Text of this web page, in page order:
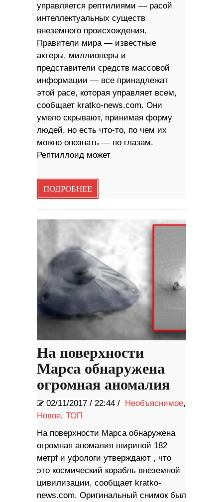
управляется рептилиями — расой
интеллектуальных существ
внеземного происхождения.
Правители мира — известные
актеры, миллионеры и
представители средств массовой
информации — все принадлежат
этой расе, которая управляет всем,
сообщает kratko-news.com. Они
умело скрывают, принимая форму
людей, но есть что-то, по чем их
можно опознать — по глазам.
Рептиллоид может
ПОДРОБНЕЕ
На поверхности
Марса обнаружена
огромная аномалия
02/11/2017 / 22:44 / Необъяснимое,
Новое, ТОП
На поверхности Марса обнаружена
огромная аномалия шириной 182
метрf и уфологи утверждают , что
это космический корабль внеземной
цивилизации, сообщает kratko-
news.com. Оригинальный снимок был